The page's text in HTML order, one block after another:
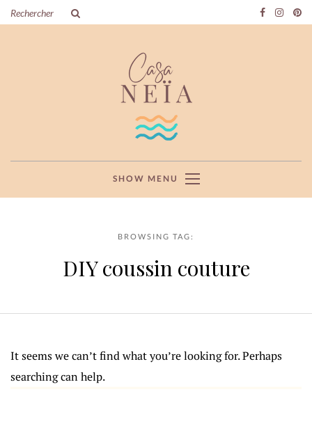
SHOW MENU
BROWSING TAG:
DIY coussin couture
It seems we can’t find what you’re looking for. Perhaps
searching can help.